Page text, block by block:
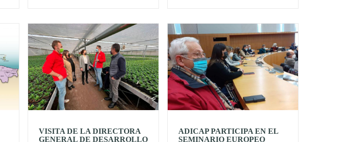
VISITA DE LA DIRECTORA
GENERAL DE DESARROLLO
ADICAP PARTICIPA EN EL
SEMINARIO EUROPEO